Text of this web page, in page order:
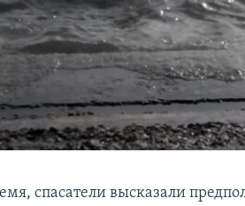
спасатели высказали